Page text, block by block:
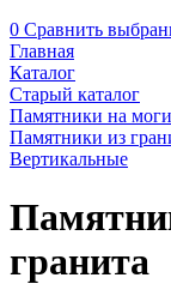
0 Сравнить
Главная
Каталог
Старый каталог
Памятники на
Памятники из
Вертикальные
гранита